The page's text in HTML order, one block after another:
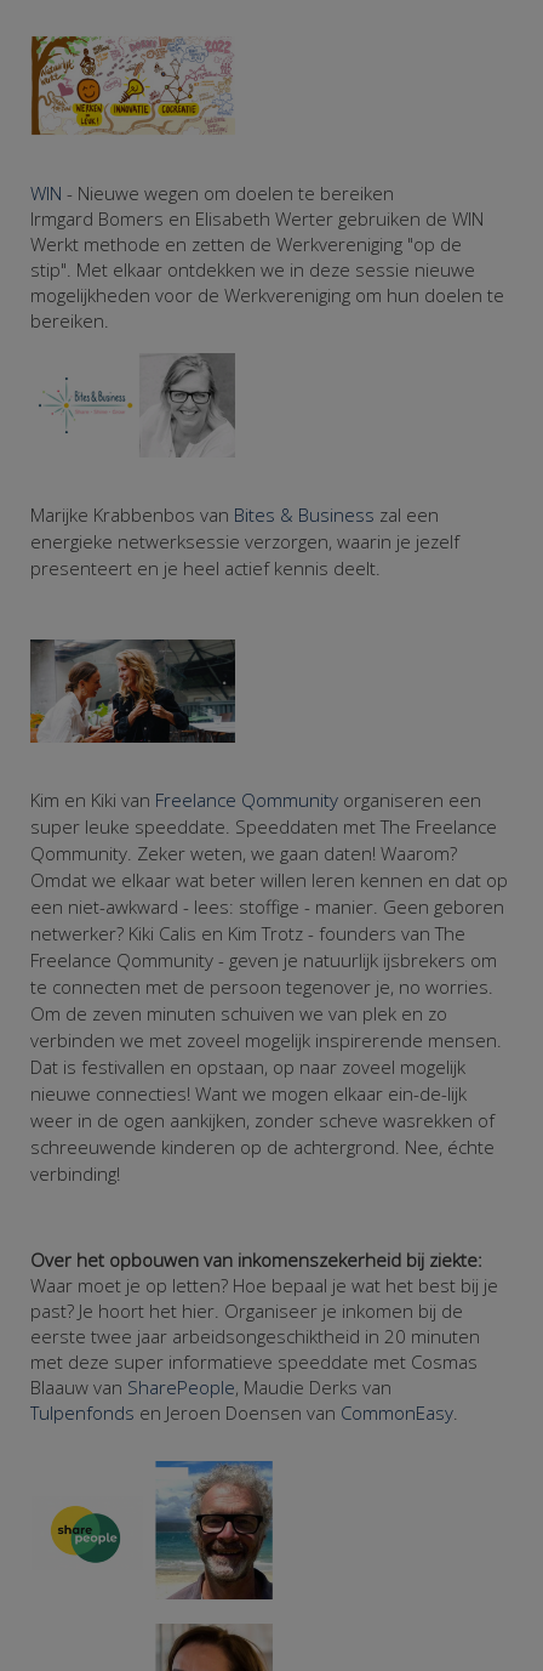
WIN - Nieuwe wegen om doelen te bereiken
Irmgard Bomers en Elisabeth Werter gebruiken de WIN
Werkt methode en zetten de Werkvereniging "op de
stip". Met elkaar ontdekken we in deze sessie nieuwe
mogelijkheden voor de Werkvereniging om hun doelen te
bereiken.
Marijke Krabbenbos van Bites & Business zal een
energieke netwerksessie verzorgen, waarin je jezelf
presenteert en je heel actief kennis deelt.
Kim en Kiki van Freelance Qommunity organiseren een
super leuke speeddate. Speeddaten met The Freelance
Qommunity. Zeker weten, we gaan daten! Waarom?
Omdat we elkaar wat beter willen leren kennen en dat op
een niet-awkward - lees: stoffige - manier. Geen geboren
netwerker? Kiki Calis en Kim Trotz - founders van The
Freelance Qommunity - geven je natuurlijk ijsbrekers om
te connecten met de persoon tegenover je, no worries.
Om de zeven minuten schuiven we van plek en zo
verbinden we met zoveel mogelijk inspirerende mensen.
Dat is festivallen en opstaan, op naar zoveel mogelijk
nieuwe connecties! Want we mogen elkaar ein-de-lijk
weer in de ogen aankijken, zonder scheve wasrekken of
schreeuwende kinderen op de achtergrond. Nee, échte
verbinding!
Over het opbouwen van inkomenszekerheid bij ziekte:
Waar moet je op letten? Hoe bepaal je wat het best bij je
past? Je hoort het hier. Organiseer je inkomen bij de
eerste twee jaar arbeidsongeschiktheid in 20 minuten
met deze super informatieve speeddate met Cosmas
Blaauw van SharePeople, Maudie Derks van
Tulpenfonds en Jeroen Doensen van CommonEasy